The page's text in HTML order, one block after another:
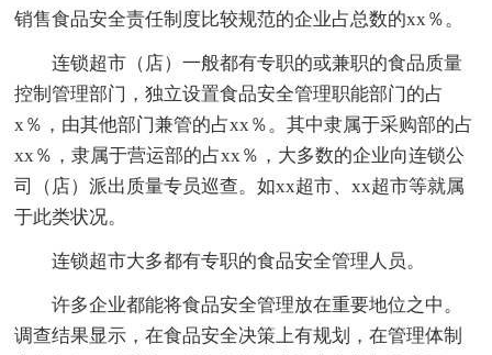
销售食品安全责任制度比较规范的企业占总数的xx％。
连锁超市（店）一般都有专职的或兼职的食品质量
控制管理部门，独立设置食品安全管理职能部门的占
x％，由其他部门兼管的占xx％。其中隶属于采购部的占
xx％，隶属于营运部的占xx％，大多数的企业向连锁公
司（店）派出质量专员巡查。如xx超市、xx超市等就属
于此类状况。
连锁超市大多都有专职的食品安全管理人员。
许多企业都能将食品安全管理放在重要地位之中。
调查结果显示，在食品安全决策上有规划，在管理体制